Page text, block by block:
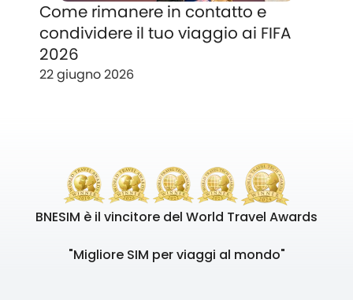
Come rimanere in contatto e
condividere il tuo viaggio ai FIFA
2026
22 giugno 2026
BNESIM è il vincitore del World Travel Awards
"Migliore SIM per viaggi al mondo"